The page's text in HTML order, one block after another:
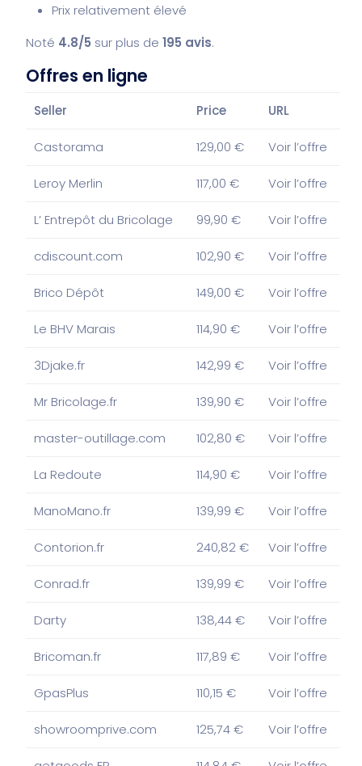
Prix relativement élevé
Noté 4.8/5 sur plus de 195 avis.
Offres en ligne
Seller Price URL
Castorama 129,00 € Voir l’offre
Leroy Merlin 117,00 € Voir l’offre
L’ Entrepôt du Bricolage 99,90 € Voir l’offre
cdiscount.com 102,90 € Voir l’offre
Brico Dépôt 149,00 € Voir l’offre
Le BHV Marais 114,90 € Voir l’offre
3Djake.fr 142,99 € Voir l’offre
Mr Bricolage.fr 139,90 € Voir l’offre
master-outillage.com 102,80 € Voir l’offre
La Redoute 114,90 € Voir l’offre
ManoMano.fr 139,99 € Voir l’offre
Contorion.fr 240,82 € Voir l’offre
Conrad.fr 139,99 € Voir l’offre
Darty 138,44 € Voir l’offre
Bricoman.fr 117,89 € Voir l’offre
GpasPlus 110,15 € Voir l’offre
showroomprive.com 125,74 € Voir l’offre